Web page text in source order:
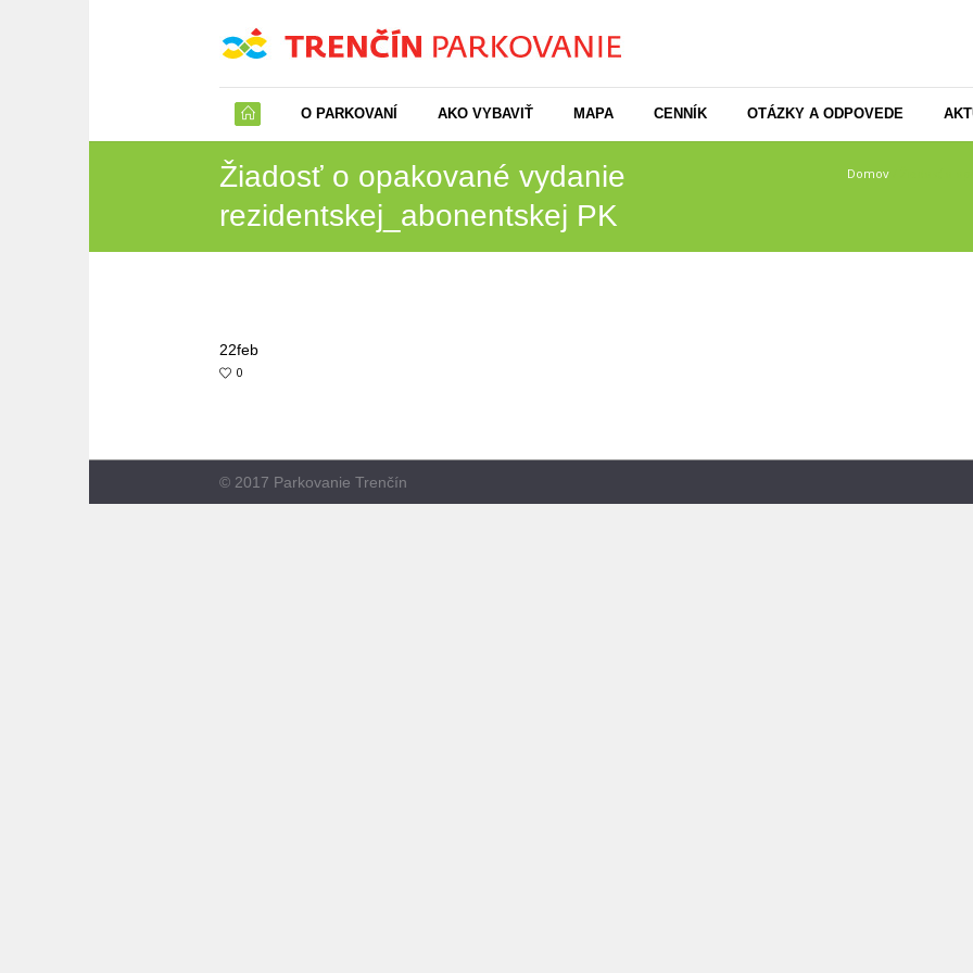
O PARKOVANÍ AKO VYBAVIŤ MAPA CENNÍK OTÁZKY A ODPOVEDE
Žiadosť o opakované vydanie
rezidentskej_abonentskej PK
Domov
22feb
0
© 2017 Parkovanie Trenčín